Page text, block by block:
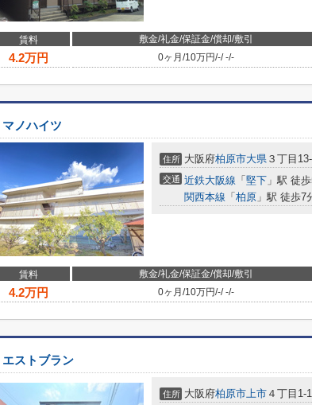
賃料 敷金/礼金/保証金/償却/敷引
4.2万円 0ヶ月 /10万円/-/-/-
マノハイツ
住所 大阪府柏原市大県 ３丁目
交通 近鉄大阪線 「 堅下 」駅 徒
関西本線 「 柏原 」駅 徒歩7
賃料 敷金/礼金/保証金/償却/敷引
4.2万円 0ヶ月 /10万円/-/-/-
エストブラン
住所 大阪府柏原市上市 ４丁目1-